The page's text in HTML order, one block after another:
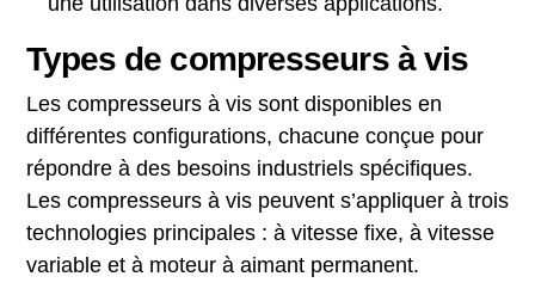
Types de compresseurs à vis
Les compresseurs à vis sont disponibles en
différentes configurations, chacune conçue pour
répondre à des besoins industriels spécifiques.
Les compresseurs à vis peuvent s’appliquer à trois
technologies principales : à vitesse fixe, à vitesse
variable et à moteur à aimant permanent.